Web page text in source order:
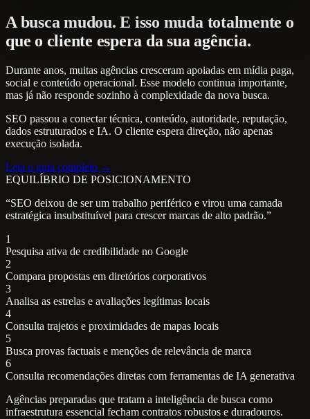
A busca mudou. E isso muda totalmente o
que o cliente espera da sua agência.
Durante anos, muitas agências cresceram apoiadas em mídia paga,
social e conteúdo operacional. Esse modelo continua importante,
mas já não responde sozinho à complexidade da nova busca.
SEO passou a conectar técnica, conteúdo, autoridade, reputação,
dados estruturados e IA. O cliente espera direção, não apenas
execução isolada.
Leia o guia completo →
EQUILÍBRIO DE POSICIONAMENTO
“SEO deixou de ser um trabalho periférico e virou uma camada
estratégica insubstituível para crescer marcas de alto padrão.”
1
Pesquisa ativa de credibilidade no Google
2
Compara propostas em diretórios corporativos
3
Analisa as estrelas e avaliações legítimas locais
4
Consulta trajetos e proximidades de mapas locais
5
Busca provas factuais e menções de relevância de marca
6
Consulta recomendações diretas com ferramentas de IA generativa
Agências preparadas que tratam a inteligência de busca como
infraestrutura essencial fecham contratos robustos e duradouros.